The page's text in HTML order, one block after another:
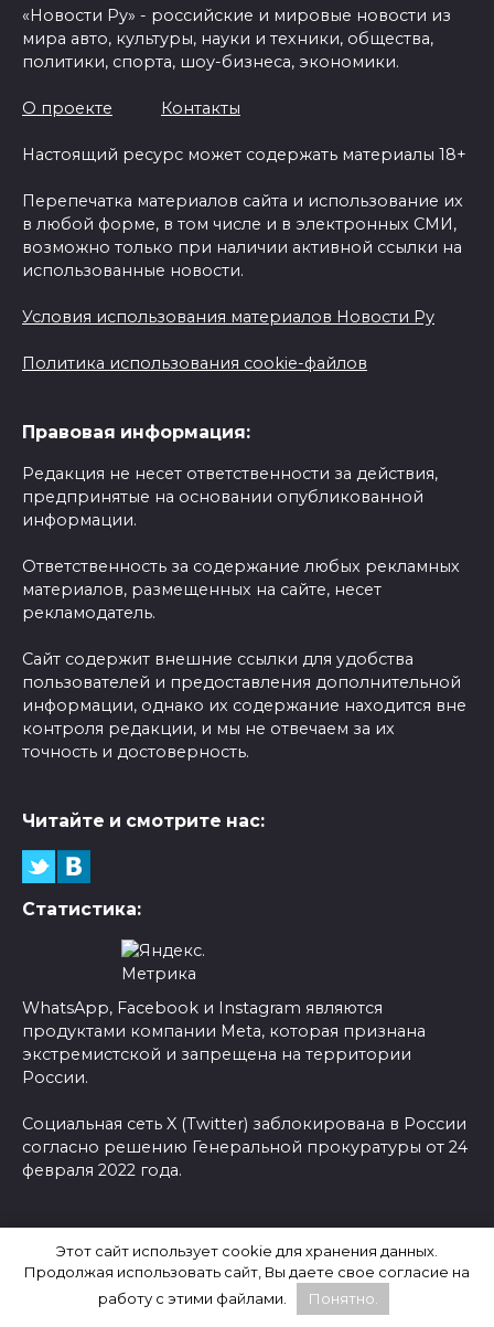
«Новости Ру» - российские и мировые новости из
мира авто, культуры, науки и техники, общества,
политики, спорта, шоу-бизнеса, экономики.
О проекте Контакты
Настоящий ресурс может содержать материалы 18+
Перепечатка материалов сайта и использование их
в любой форме, в том числе и в электронных СМИ,
возможно только при наличии активной ссылки на
использованные новости.
Условия использования материалов Новости Ру
Политика использования cookie-файлов
Правовая информация:
Редакция не несет ответственности за действия,
предпринятые на основании опубликованной
информации.
Ответственность за содержание любых рекламных
материалов, размещенных на сайте, несет
рекламодатель.
Сайт содержит внешние ссылки для удобства
пользователей и предоставления дополнительной
информации, однако их содержание находится вне
контроля редакции, и мы не отвечаем за их
точность и достоверность.
Читайте и смотрите нас:
Статистика:
WhatsApp, Facebook и Instagram являются
продуктами компании Meta, которая признана
экстремистской и запрещена на территории
России.
Социальная сеть X (Twitter) заблокирована в России
согласно решению Генеральной прокуратуры от 24
февраля 2022 года.
Последние новости России
Этот сайт использует cookie для хранения данных.
Продолжая использовать сайт, Вы даете свое согласие на
работу с этими файлами.
Понятно.